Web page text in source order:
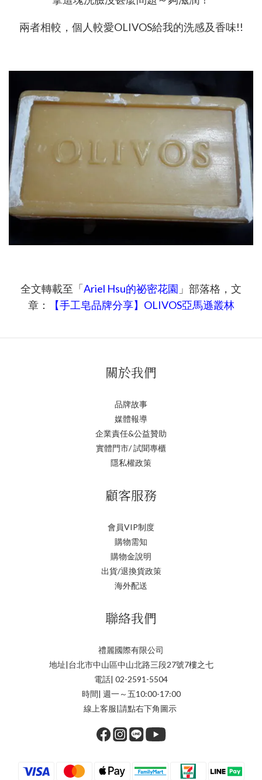
兩者相較，個人較愛OLIVOS給我的洗感及香味!!
全文轉載至「Ariel Hsu的祕密花園 」部落格，文
章：
【手工皂品牌分享】OLIVOS亞馬遜叢林
關於我們
品牌故事
媒體報導
企業責任&公益贊助
實體門市/ 試聞專櫃
隱私權政策
顧客服務
會員VIP制度
購物需知
購物金說明
出貨/退換貨政策
海外配送
聯絡我們
禮麗國際有限公司
地址|台北市中山區中山北路三段27號7樓之七
電話| 02-2591-5504
時間| 週一～五10:00-17:00
線上客服|請點右下角圖示